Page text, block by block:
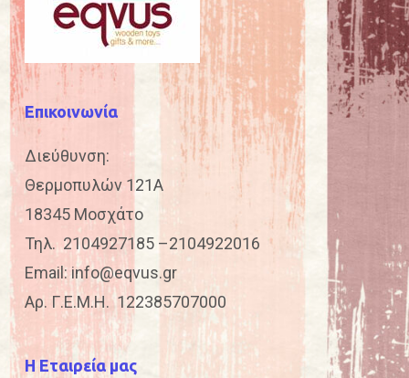
Επικοινωνία
Διεύθυνση:
Θερμοπυλών 121Α
18345 Μοσχάτο
Τηλ. 2104927185–2104922016
Email:info@eqvus.gr
Αρ. Γ.Ε.Μ.Η. 122385707000
Η Εταιρεία μας